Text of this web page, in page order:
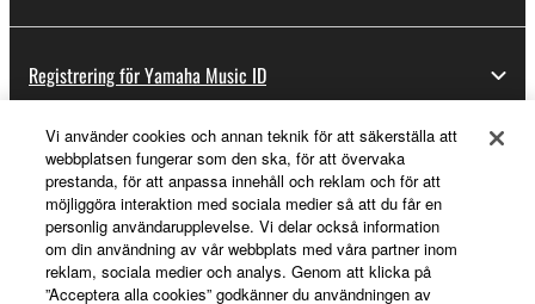
Registrering för Yamaha Music ID
Om Yamaha
Sverige - Swedish
Vi använder cookies och annan teknik för att säkerställa att
webbplatsen fungerar som den ska, för att övervaka
prestanda, för att anpassa innehåll och reklam och för att
möjliggöra interaktion med sociala medier så att du får en
personlig användarupplevelse. Vi delar också information
om din användning av vår webbplats med våra partner inom
reklam, sociala medier och analys. Genom att klicka på
”Acceptera alla cookies” godkänner du användningen av